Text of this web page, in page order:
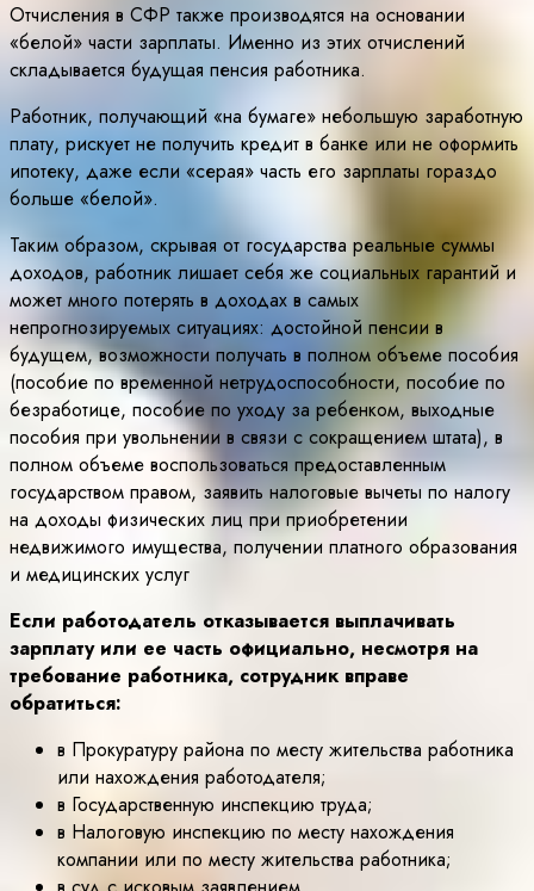
Отчисления в СФР также производятся на основании
«белой» части зарплаты. Именно из этих отчислений
складывается будущая пенсия работника.
Работник, получающий «на бумаге» небольшую заработную
плату, рискует не получить кредит в банке или не оформить
ипотеку, даже если «серая» часть его зарплаты гораздо
больше «белой».
Таким образом, скрывая от государства реальные суммы
доходов, работник лишает себя же социальных гарантий и
может много потерять в доходах в самых
непрогнозируемых ситуациях: достойной пенсии в
будущем, возможности получать в полном объеме пособия
(пособие по временной нетрудоспособности, пособие по
безработице, пособие по уходу за ребенком, выходные
пособия при увольнении в связи с сокращением штата), в
полном объеме воспользоваться предоставленным
государством правом, заявить налоговые вычеты по налогу
на доходы физических лиц при приобретении
недвижимого имущества, получении платного образования
и медицинских услуг
Если работодатель отказывается выплачивать
зарплату или ее часть официально, несмотря на
требование работника, сотрудник вправе
обратиться:
в Прокуратуру района по месту жительства работника
или нахождения работодателя;
в Государственную инспекцию труда;
в Налоговую инспекцию по месту нахождения
компании или по месту жительства работника;